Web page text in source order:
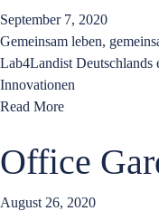
September 7, 2020
Gemeinsam leben,
Lab4Landist Deutschlands
Innovationen
Read More
Office
August 26, 2020